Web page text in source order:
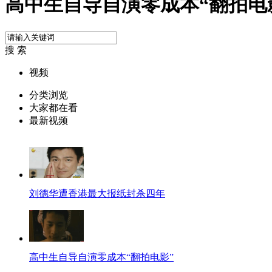
高中生自导自演零成本“翻拍电
搜 索
视频
分类浏览
大家都在看
最新视频
刘德华遭香港最大报纸封杀四年
高中生自导自演零成本“翻拍电影”